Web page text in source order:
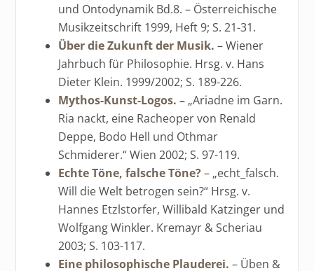
und Ontodynamik Bd.8. – Österreichische
Musikzeitschrift 1999, Heft 9; S. 21-31.
Über die Zukunft der Musik. – Wiener
Jahrbuch für Philosophie. Hrsg. v. Hans
Dieter Klein. 1999/2002; S. 189-226.
Mythos-Kunst-Logos. – „Ariadne im Garn.
Ria nackt, eine Racheoper von Renald
Deppe, Bodo Hell und Othmar
Schmiderer.“ Wien 2002; S. 97-119.
Echte Töne, falsche Töne?– „echt_falsch.
Will die Welt betrogen sein?“ Hrsg. v.
Hannes Etzlstorfer, Willibald Katzinger und
Wolfgang Winkler. Kremayr & Scheriau
2003; S. 103-117.
Eine philosophische Plauderei. – Üben &